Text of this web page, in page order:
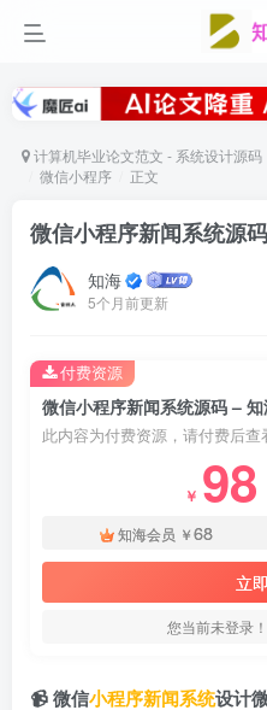
计算机毕业论文范文 - 系统设计源
微信小程序
正文
微信小程序新闻系统源
知海
5个月前更新
微信小程序新闻系统源码 –
此内容为付费资源，请付费后查
￥ 98
知海会员 ￥68
立
您当前未登录
付费资源
📹 微信小程序新闻系统设计